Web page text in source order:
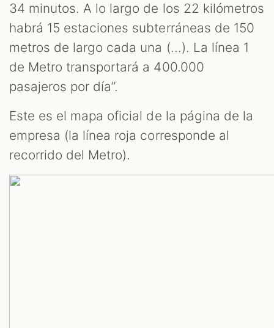
34 minutos. A lo largo de los 22 kilómetros
habrá 15 estaciones subterráneas de 150
metros de largo cada una (...). La línea 1
de Metro transportará a 400.000
pasajeros por día”.
Este es el mapa oficial de la página de la
empresa (la línea roja corresponde al
recorrido del Metro).